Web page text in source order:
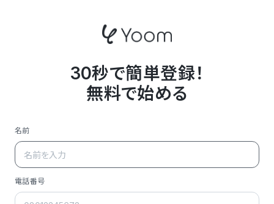
30秒で簡単登録！
無料で始める
名前
電話番号